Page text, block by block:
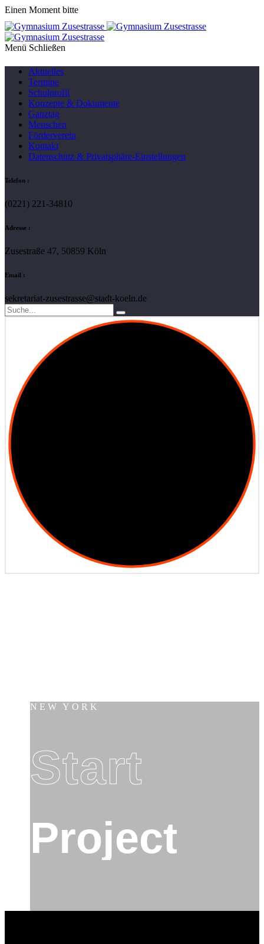
Einen Moment bitte
Menü
Aktuelles
Termine
Schulprofil
Konzepte & Dokumente
Ganztag
Menschen
Förderverein
Kontakt
Datenschutz & Privatsphäre-Einstellungen
Telefon :
(0221) 221-34810
Adresse :
Zusestraße 47, 50859 Köln
Email :
sekretariat-zusestrasse@stadt-koeln.de
NEW YORK
Start
Project